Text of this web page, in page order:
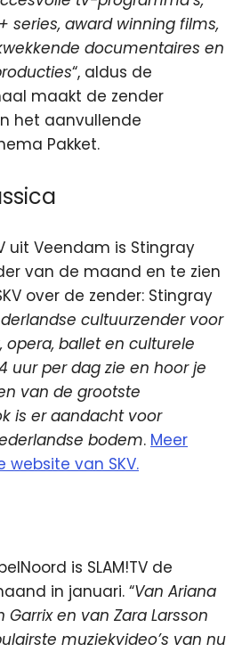
series, award winning films,
documentaires en
“, aldus de
maakt de zender
het aanvullende
Pakket.
uit Veendam is Stingray
van de maand en te zien
over de zender: Stingray
cultuurzender voor
opera, ballet en culturele
uur per dag zie en hoor je
van de grootste
is er aandacht voor
bodem. Meer
van SKV.
is SLAM!TV de
in januari. “Van Ariana
en van Zara Larsson
muziekvideo’s van nu